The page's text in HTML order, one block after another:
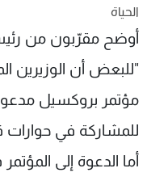
الحياة
أوضح مقرّبون من
"للبعض أن الوزيرين
مؤتمر بروكسيل
للمشاركة في حوارات
أما الدعوة إلى
شاهد البرامج
الترددات
عن MTV
الإنـتـاج
لاعلاناتكم